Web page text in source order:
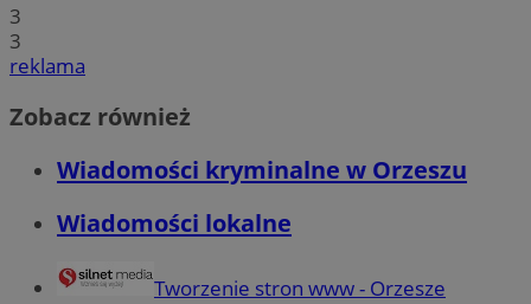
3
3
reklama
Zobacz również
Wiadomości kryminalne w Orzeszu
Wiadomości lokalne
Tworzenie stron www - Orzesze